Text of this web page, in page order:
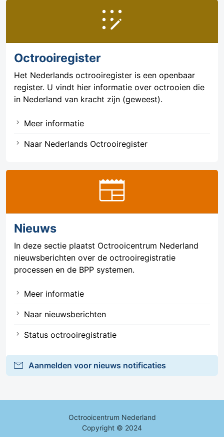
app_registration
Octrooiregister
Het Nederlands octrooiregister is een openbaar
register. U vindt hier informatie over octrooien die
in Nederland van kracht zijn (geweest).
Meer informatie
Naar Nederlands Octrooiregister
newspaper
Nieuws
In deze sectie plaatst Octrooicentrum Nederland
nieuwsberichten over de octrooiregistratie
processen en de BPP systemen.
Meer informatie
Naar nieuwsberichten
Status octrooiregistratie
mail Aanmelden voor nieuws notificaties
Octrooicentrum Nederland
Copyright © 2024